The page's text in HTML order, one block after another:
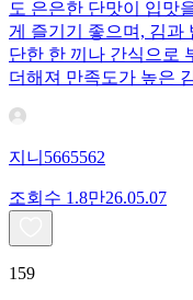
도 은은한 단맛이 입맛
게 즐기기 좋으며, 김과
단한 한 끼나 간식으로
더해져 만족도가 높은
지니5665562
조회수 1.8만26.05.07
159